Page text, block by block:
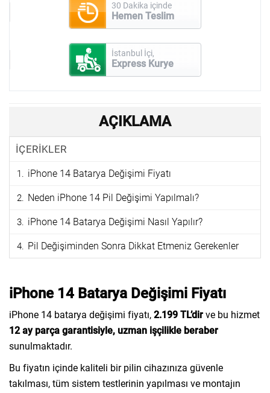
30 Dakika içinde
Hemen Teslim
İstanbul İçi,
Express Kurye
AÇIKLAMA
İÇERİKLER
iPhone 14 Batarya Değişimi Fiyatı
Neden iPhone 14 Pil Değişimi Yapılmalı?
iPhone 14 Batarya Değişimi Nasıl Yapılır?
Pil Değişiminden Sonra Dikkat Etmeniz Gerekenler
iPhone 14 Batarya Değişimi Fiyatı
iPhone 14 batarya değişimi fiyatı, 2.199 TL’dir ve bu hizmet
12 ay parça garantisiyle, uzman işçilikle beraber
sunulmaktadır.
Bu fiyatın içinde kaliteli bir pilin cihazınıza güvenle
takılması, tüm sistem testlerinin yapılması ve montajın